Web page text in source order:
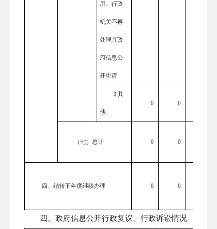
用、行政
机关不再
处理其政
府信息公
开申请
3.其
他
0 0
（七）总计 0 0
四、结转下年度继续办理 0 0
四、政府信息公开行政复议、行政诉讼情况